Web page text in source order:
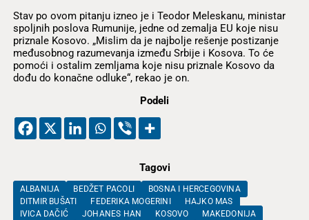
Stav po ovom pitanju izneo je i Teodor Meleskanu, ministar
spoljnih poslova Rumunije, jedne od zemalja EU koje nisu
priznale Kosovo. „Mislim da je najbolje rešenje postizanje
međusobnog razumevanja između Srbije i Kosova. To će
pomoći i ostalim zemljama koje nisu priznale Kosovo da
dođu do konačne odluke“, rekao je on.
Podeli
Tagovi
ALBANIJA BEDŽET PACOLI
BOSNA I HERCEGOVINA
DITMIR BUŠATI
FEDERIKA MOGERINI
HAJKO MAS
IVICA DAČIĆ
JOHANES HAN KOSOVO
MAKEDONIJA